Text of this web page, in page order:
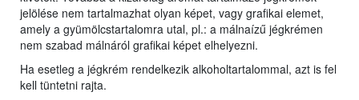
jelölése nem tartalmazhat olyan képet, vagy grafikai elemet,
amely a gyümölcstartalomra utal, pl.: a málnaízű jégkrémen
nem szabad málnáról grafikai képet elhelyezni.
Ha esetleg a jégkrém rendelkezik alkoholtartalommal, azt is fel
kell tüntetni rajta.